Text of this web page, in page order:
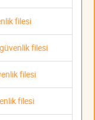
filesi
filesi
filesi
filesi